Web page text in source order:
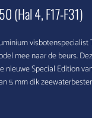
(Hal 4, F17-F31)
visbotenspecialist
mee naar de beurs.
nieuwe Special Edition
5 mm dik